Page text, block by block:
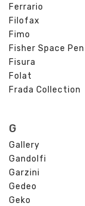
Ferrario
Filofax
Fimo
Fisher Space Pen
Fisura
Folat
Frada Collection
G
Gallery
Gandolfi
Garzini
Gedeo
Geko